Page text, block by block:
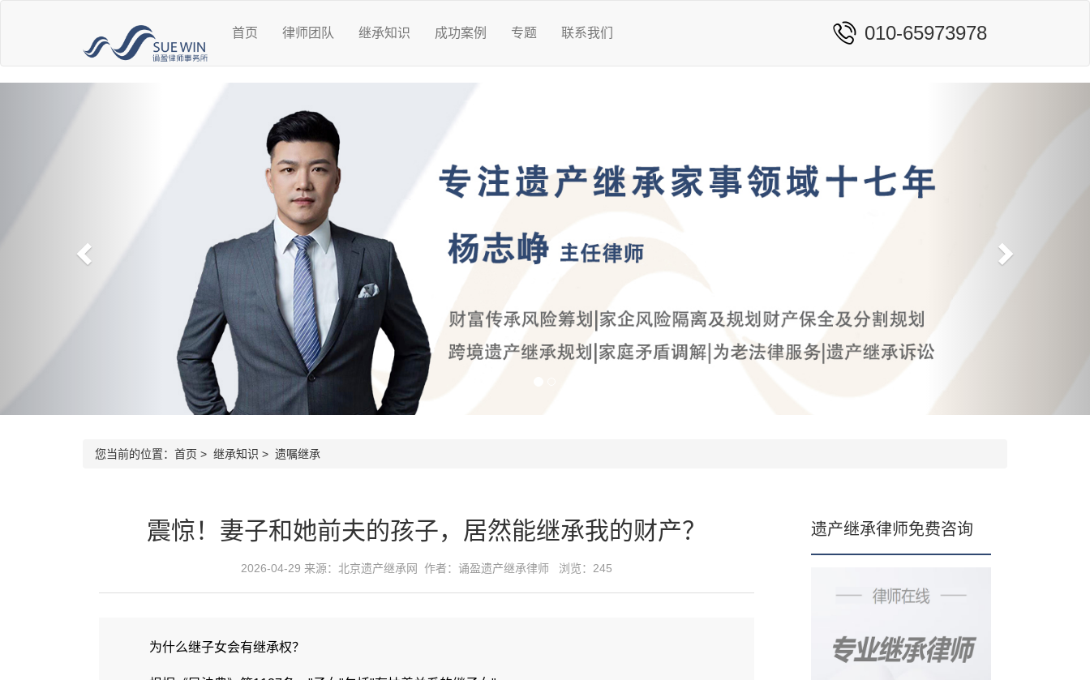
首页 律师团队 继承知识 成功案例 专题 联系我们 010-65973978
您当前的位置： 首页 > 继承知识 > 遗嘱继承
震惊！妻子和她前夫的孩子，居然能继承我的财产？
2026-04-29 来源： 北京遗产继承网 作者：诵盈遗产继承律师 浏览：245
为什么继子女会有继承权？
遗产继承律师免费咨询